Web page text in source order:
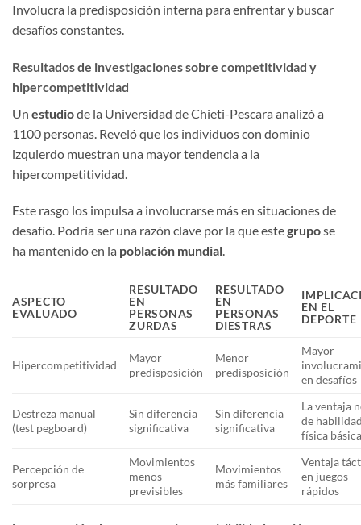
Involucra la predisposición interna para enfrentar y buscar
desafíos constantes.
Resultados de investigaciones sobre competitividad y
hipercompetitividad
Un estudiode la Universidad de Chieti-Pescara analizó a
1100 personas. Reveló que los individuos con dominio
izquierdo muestran una mayor tendencia a la
hipercompetitividad.
Este rasgo los impulsa a involucrarse más en situaciones de
desafío. Podría ser una razón clave por la que estegrupose
ha mantenido en la población mundial.
ASPECTO
EVALUADO
RESULTADO
EN
PERSONAS
ZURDAS
RESULTADO
EN
PERSONAS
DIESTRAS
EN EL
DEPORTE
Hipercompetitividad
Mayor
predisposición
Menor
predisposición
Mayor
en desafíos
Destreza manual
(test pegboard)
Sin diferencia
significativa
Sin diferencia
significativa
La ventaja
de
física
Percepción de
sorpresa
Movimientos
menos
previsibles
Movimientos
más familiares
Ventaja
en juegos
rápidos